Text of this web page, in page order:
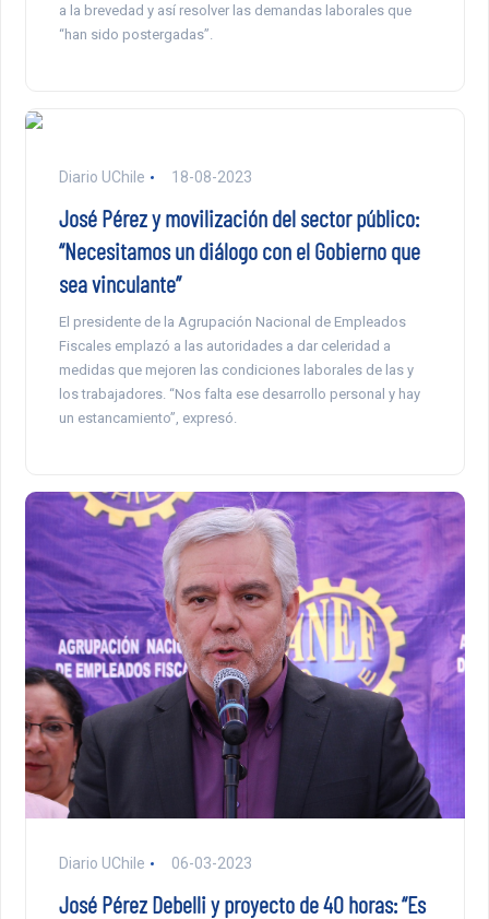
a la brevedad y así resolver las demandas laborales que
“han sido postergadas”.
Diario UChile 18-08-2023
José Pérez y movilización del sector público:
“Necesitamos un diálogo con el Gobierno que
sea vinculante”
El presidente de la Agrupación Nacional de Empleados
Fiscales emplazó a las autoridades a dar celeridad a
medidas que mejoren las condiciones laborales de las y
los trabajadores. “Nos falta ese desarrollo personal y hay
un estancamiento”, expresó.
Diario UChile 06-03-2023
José Pérez Debelli y proyecto de 40 horas: “Es